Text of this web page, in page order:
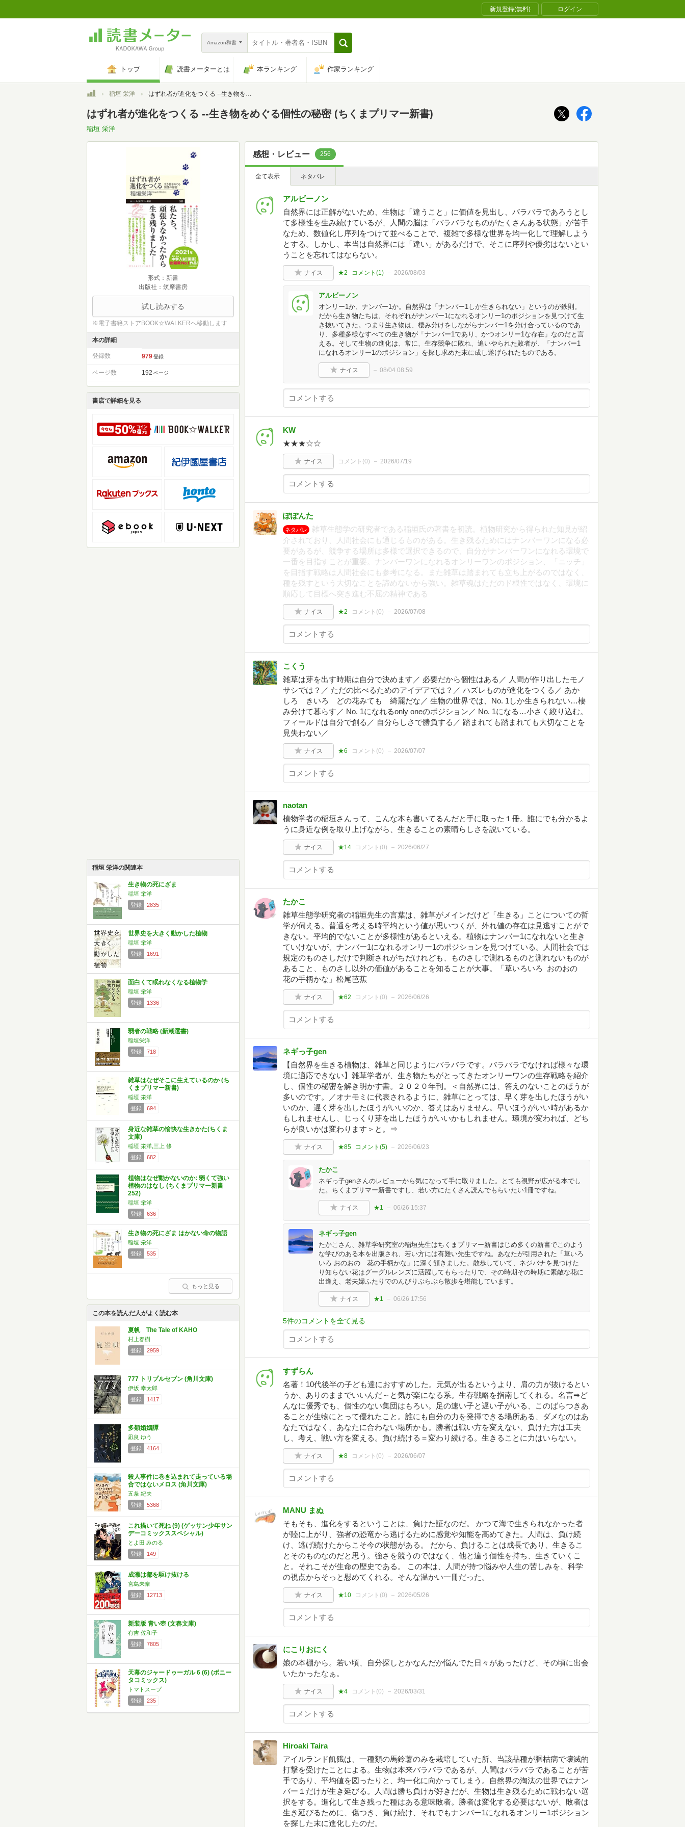
新規登録(無料) ログイン
Amazon和書
トップ 読書メーターとは 本ランキング 作家ランキング
トップ稲垣 栄洋 はずれ者が進化をつくる --生き物をめぐる個性の秘密 (ちくまプリマー新書)
はずれ者が進化をつくる --生き物をめぐる個性の秘密 (ちくまプリマー新書)
稲垣 栄洋
形式：新書
出版社：筑摩書房
試し読みする
※電子書籍ストアBOOK☆WALKERへ移動します
本の詳細
登録数 979 登録
ページ数 192 ページ
書店で詳細を見る
稲垣 栄洋の関連本
生き物の死にざま
稲垣 栄洋
登録
2835
世界史を大きく動かした植物
稲垣 栄洋
登録
1691
面白くて眠れなくなる植物学
稲垣 栄洋
登録
1336
弱者の戦略 (新潮選書)
稲垣栄洋
登録
718
雑草はなぜそこに生えているのか (ち
くまプリマー新書)
稲垣 栄洋
登録
694
身近な雑草の愉快な生きかた(ちくま
文庫)
稲垣 栄洋,三上 修
登録
682
植物はなぜ動かないのか: 弱くて強い
植物のはなし (ちくまプリマー新書
252)
稲垣 栄洋
登録
636
生き物の死にざま はかない命の物語
稲垣 栄洋
登録
535
もっと見る
この本を読んだ人がよく読む本
夏帆 The Tale of KAHO
村上春樹
登録
2959
777 トリプルセブン (角川文庫)
伊坂 幸太郎
登録
1417
多類婚姻譚
凪良 ゆう
登録
4164
殺人事件に巻き込まれて走っている場
合ではないメロス (角川文庫)
五条 紀夫
登録
5368
これ描いて死ね (9) (ゲッサン少年サン
デーコミックススペシャル)
とよ田 みのる
登録
149
成瀬は都を駆け抜ける
宮島未奈
登録
12713
新装版 青い壺 (文春文庫)
有吉 佐和子
登録
7805
天幕のジャードゥーガル 6 (6) (ボニー
タコミックス)
トマトスープ
登録
235
感想・レビュー 256
全て表示 ネタバレ
アルビーノン
自然界には正解がないため、生物は「違うこと」に価値を見出し、バラバラであろうとし
て多様性を生み続けているが、人間の脳は「バラバラなものがたくさんある状態」が苦手
なため、数値化し序列をつけて並べることで、複雑で多様な世界を均一化して理解しよう
とする。しかし、本当は自然界には「違い」があるだけで、そこに序列や優劣はないとい
うことを忘れてはならない。
ナイス ★2 コメント(1) 2026/08/03
アルビーノン
オンリー1か、ナンバー1か。自然界は「ナンバー1しか生きられない」というのが鉄則。
だから生き物たちは、それぞれがナンバー1になれるオンリー1のポジションを見つけて生
き抜いてきた。つまり生き物は、棲み分けをしながらナンバー1を分け合っているのであ
り、多種多様なすべての生き物が「ナンバー1であり、かつオンリー1な存在」なのだと言
える。そして生物の進化は、常に、生存競争に敗れ、追いやられた敗者が、「ナンバー1
になれるオンリー1のポジション」を探し求めた末に成し遂げられたものである。
ナイス 08/04 08:59
KW
★★★☆☆
ナイス コメント(0) 2026/07/19
ぽぽんた
ネタバレ
雑草生態学の研究者である稲垣氏の著書を初読。植物研究から得られた知見が紹
介されており、人間社会にも通じるものがある。生き残るためにはナンバーワンになる必
要があるが、競争する場所は多様で選択できるので、自分がナンバーワンになれる環境で
一番を目指すことが重要。ナンバーワンになれるオンリーワンのポジション、「ニッチ」
を目指す戦略は人間社会にも参考になる。また雑草は踏まれても立ち上がるのではなく、
種を残すという大切なことを諦めないから強い。雑草魂はただのド根性ではなく、環境に
順応して目標へ突き進む不屈の精神である
ナイス ★2 コメント(0) 2026/07/08
こくう
雑草は芽を出す時期は自分で決めます／ 必要だから個性はある／ 人間が作り出したモノ
サシでは？／ ただの比べるためのアイデアでは？／ ハズレものが進化をつくる／ あか
しろ きいろ どの花みても 綺麗だな／ 生物の世界では、No. 1しか生きられない…棲
み分けて暮らす／ No. 1になれるonly oneのポジション／ No. 1になる…小さく絞り込む。
フィールドは自分で創る／ 自分らしさで勝負する／ 踏まれても踏まれても大切なことを
見失わない／
ナイス ★6 コメント(0) 2026/07/07
naotan
植物学者の稲垣さんって、こんな本も書いてるんだと手に取った１冊。誰にでも分かるよ
うに身近な例を取り上げながら、生きることの素晴らしさを説いている。
ナイス ★14 コメント(0) 2026/06/27
たかこ
雑草生態学研究者の稲垣先生の言葉は、雑草がメインだけど「生きる」ことについての哲
学が伺える。普通を考える時平均という値が思いつくが、外れ値の存在は見逃すことがで
きない。平均的でないことが多様性があるといえる。植物はナンバー1になれないと生き
ていけないが、ナンバー1になれるオンリー1のポジションを見つけている。人間社会では
規定のものさしだけで判断されがちだけれども、ものさしで測れるものと測れないものが
あること、ものさし以外の価値があることを知ることが大事。「草いろいろ おのおの
花の手柄かな」松尾芭蕉
ナイス ★62 コメント(0) 2026/06/26
ネギっ子gen
【自然界を生きる植物は、雑草と同じようにバラバラです。バラバラでなければ様々な環
境に適応できない】雑草学者が、生き物たちがとってきたオンリーワンの生存戦略を紹介
し、個性の秘密を解き明かす書。２０２０年刊。＜自然界には、答えのないことのほうが
多いのです。／オナモミに代表されるように、雑草にとっては、早く芽を出したほうがい
いのか、遅く芽を出したほうがいいのか、答えはありません。早いほうがいい時があるか
もしれませんし、じっくり芽を出したほうがいいかもしれません。環境が変われば、どち
らが良いかは変わります＞と。⇒
ナイス ★85 コメント(5) 2026/06/23
たかこ
ネギっ子genさんのレビューから気になって手に取りました。とても視野が広がる本でし
た。ちくまプリマー新書ですし、若い方にたくさん読んでもらいたい1冊ですね。
ナイス ★1 06/26 15:37
ネギっ子gen
たかこさん、雑草学研究室の稲垣先生はちくまプリマー新書はじめ多くの新書でこのよう
な学びのある本を出版され、若い方には有難い先生ですね。あなたが引用された「草いろ
いろ おのおの 花の手柄かな」に深く頷きました。散歩していて、ネジバナを見つけた
り知らない花はグーグルレンズに活躍してもらったりで、その時期その時期に素敵な花に
出逢え、老夫婦ふたりでのんびりぶらぶら散歩を堪能しています。
ナイス ★1 06/26 17:56
5件のコメントを全て見る
すずらん
名著！10代後半の子ども達におすすめした。元気が出るというより、肩の力が抜けるとい
うか、ありのままでいいんだ～と気が楽になる系。生存戦略を指南してくれる。名言➡ど
んなに優秀でも、個性のない集団はもろい。足の速い子と遅い子がいる、このばらつきあ
ることが生物にとって優れたこと。誰にも自分の力を発揮できる場所ある、ダメなのはあ
なたではなく、あなたに合わない場所かも。勝者は戦い方を変えない、負けた方は工夫
し、考え、戦い方を変える。負け続ける＝変わり続ける。生きることに力はいらない。
ナイス ★8 コメント(0) 2026/06/07
MANU まぬ
​そもそも、進化をするということは、負けた証なのだ。 かつて海で生きられなかった者
が陸に上がり、強者の恐竜から逃げるために感覚や知能を高めてきた。人間は、負け続
け、逃げ続けたからこそ今の状態がある。 ​だから、負けることは成長であり、生きるこ
とそのものなのだと思う。強さを競うのではなく、他と違う個性を持ち、生きていくこ
と。それこそが生命の歴史である。 ​この本は、人間が持つ悩みや人生の苦しみを、科学
の視点からそっと慰めてくれる。そんな温かい一冊だった。
ナイス ★10 コメント(0) 2026/05/26
にこりおにく
娘の本棚から。若い頃、自分探しとかなんだか悩んでた日々があったけど、その頃に出会
いたかったなぁ。
ナイス ★4 コメント(0) 2026/03/31
Hiroaki Taira
アイルランド飢餓は、一種類の馬鈴薯のみを栽培していた所、当該品種が胴枯病で壊滅的
打撃を受けたことによる。生物は本来バラバラであるが、人間はバラバラであることが苦
手であり、平均値を図ったりと、均一化に向かってしまう。自然界の淘汰の世界ではナン
バー１だけが生き延びる。人間は勝ち負けが好きだが、生物は生き残るために戦わない選
択をする。進化して生き残った種はある意味敗者。勝者は変化する必要はないが、敗者は
生き延びるために、傷つき、負け続け、それでもナンバー1になれるオンリー1ポジション
を探した末に進化したのだ。